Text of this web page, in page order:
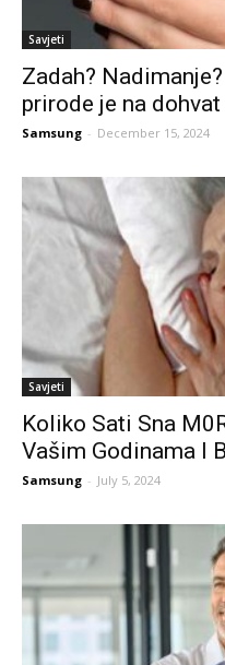
Savjeti
Zadah?
prirode je na dohvat
Samsung - December 15, 2024
Savjeti
Koliko Sati Sna
Vašim Godinama I
Samsung - July 5, 2024